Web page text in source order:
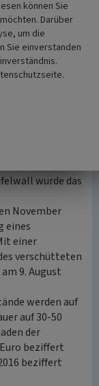
Freiwilligen
des Archivguts
weg.“bzw.
weiteren
im März 2009
in
Mit dem
wurde das
November
eines
einer
verschütteten
9. August
werden auf
auf 30-50
der
beziffert
beziffert
können Sie
Darüber
um die
Sie einverstanden